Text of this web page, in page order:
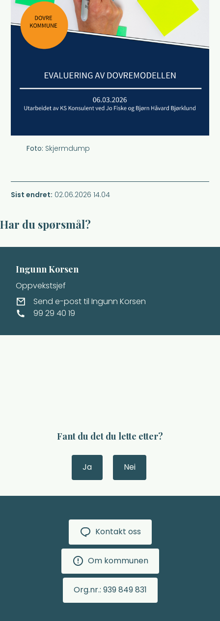
Skjermdump
Sist endret 02.06.2026 14.04
Har du spørsmål?
Ingunn Korsen
Oppvekstsjef
E-postSend e-posttil Ingunn Korsen
Mobil99 29 40 19
Fant du det du lette etter?
Ja Nei
Kontakt oss
Om kommunen
Org.nr.: 939 849 831